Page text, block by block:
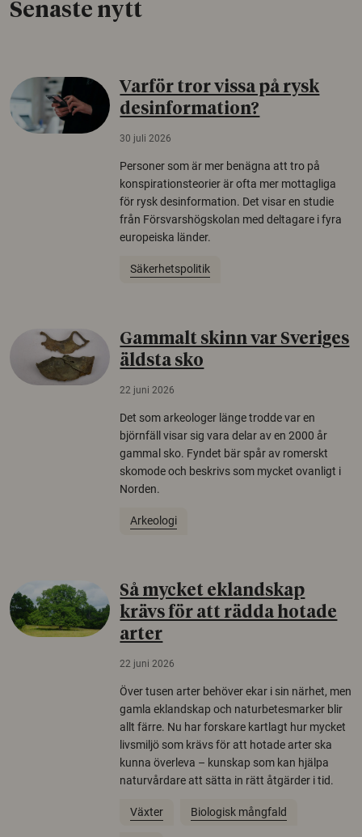
Senaste nytt
Varför tror vissa på rysk
desinformation?
30 juli 2026
Personer som är mer benägna att tro på
konspirationsteorier är ofta mer mottagliga
för rysk desinformation. Det visar en studie
från Försvarshögskolan med deltagare i fyra
europeiska länder.
Säkerhetspolitik
Gammalt skinn var Sveriges
äldsta sko
22 juni 2026
Det som arkeologer länge trodde var en
björnfäll visar sig vara delar av en 2000 år
gammal sko. Fyndet bär spår av romerskt
skomode och beskrivs som mycket ovanligt i
Norden.
Arkeologi
Så mycket eklandskap
krävs för att rädda hotade
arter
22 juni 2026
Över tusen arter behöver ekar i sin närhet, men
gamla eklandskap och naturbetesmarker blir
allt färre. Nu har forskare kartlagt hur mycket
livsmiljö som krävs för att hotade arter ska
kunna överleva – kunskap som kan hjälpa
naturvårdare att sätta in rätt åtgärder i tid.
Växter Biologisk mångfald